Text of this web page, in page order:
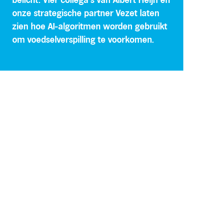
onze strategische partner Vezet laten
zien hoe AI-algoritmen worden gebruikt
om voedselverspilling te voorkomen.